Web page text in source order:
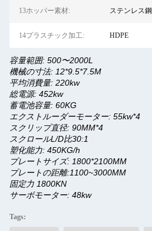
13ホッパー素材: ステンレス鋼
14プラスチック加工: HDPE
容量範囲: 500〜2000L
機械の寸法: 12*9.5*7.5M
平均消費量: 220kw
総電源: 452kw
蓄電池容量: 60KG
エクストルーダーモーター: 55kw*4
スクリップ直径: 90MM*4
スクロールL/D比30:1
塑化能力: 450KG/h
プレートサイズ: 1800*2100MM
プレートの距離:1100~3000MM
固定力 1800KN
サーボモーター: 48kw
Tags: